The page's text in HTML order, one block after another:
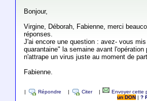
Bonjour,
Virgine, Déborah, Fabienne, merci
réponses.
J'ai encore une question : avez- vous
quarantaine" la semaine avant l'opération
n'attrape un virus juste au moment de
Fabienne.
Répondre Citer Envoyer cette
un DON
|?